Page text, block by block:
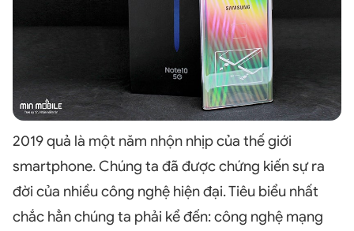
2019 quả là một năm nhộn nhịp của thế giới
smartphone. Chúng ta đã được chứng kiến sự ra
đời của nhiều công nghệ hiện đại. Tiêu biểu nhất
chắc hẳn chúng ta phải kể đến: công nghệ mạng